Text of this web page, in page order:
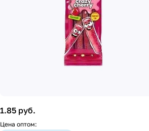
1.85 руб.
Цена оптом: